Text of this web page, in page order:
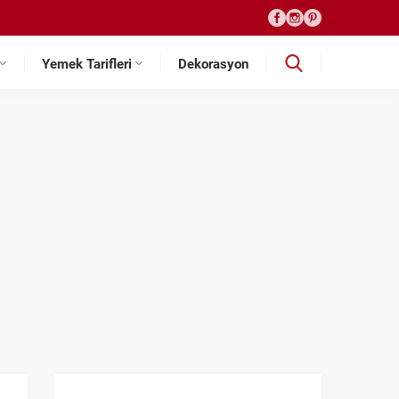
Yemek Tarifleri Dekorasyon